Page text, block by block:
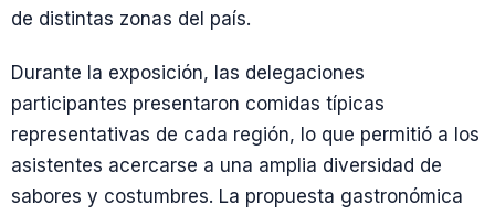
de distintas zonas del país.
Durante la exposición, las delegaciones
participantes presentaron comidas típicas
representativas de cada región, lo que permitió a los
asistentes acercarse a una amplia diversidad de
sabores y costumbres. La propuesta gastronómica